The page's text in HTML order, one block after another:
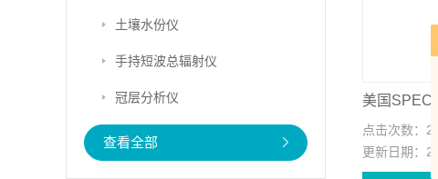
土壤水份仪
手持短波总辐射仪
冠层分析仪
查看全部
点击次数：
更新日期：